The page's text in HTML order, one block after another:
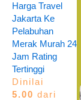
Harga Travel
Jakarta Ke
Pelabuhan
Merak Murah 24
Jam Rating
Tertinggi
Dinilai
5.00 dari